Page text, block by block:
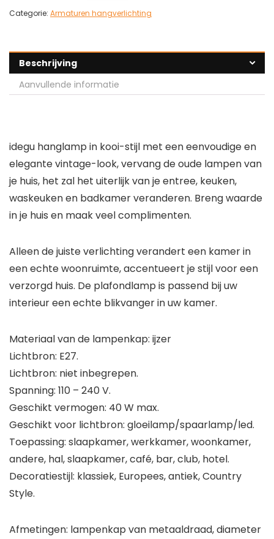
Categorie: Armaturen hangverlichting
Beschrijving
Aanvullende informatie
idegu hanglamp in kooi-stijl met een eenvoudige en
elegante vintage-look, vervang de oude lampen van
je huis, het zal het uiterlijk van je entree, keuken,
waskeuken en badkamer veranderen. Breng waarde
in je huis en maak veel complimenten.
Alleen de juiste verlichting verandert een kamer in
een echte woonruimte, accentueert je stijl voor een
verzorgd huis. De plafondlamp is passend bij uw
interieur een echte blikvanger in uw kamer.
Materiaal van de lampenkap: ijzer
Lichtbron: E27.
Lichtbron: niet inbegrepen.
Spanning: 110 – 240 V.
Geschikt vermogen: 40 W max.
Geschikt voor lichtbron: gloeilamp/spaarlamp/led.
Toepassing: slaapkamer, werkkamer, woonkamer,
andere, hal, slaapkamer, café, bar, club, hotel.
Decoratiestijl: klassiek, Europees, antiek, Country
Style.
Afmetingen: lampenkap van metaaldraad, diameter